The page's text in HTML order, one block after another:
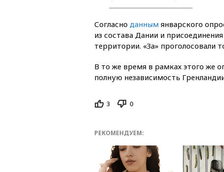
Согласно данным январского
из состава Дании и
территории. «За» проголосовали
В то же время в рамках этого же
полную независимость
3 0
РЕКОМЕНДУЕМ: